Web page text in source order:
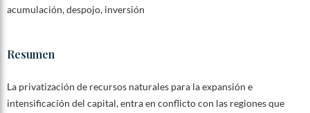
acumulación, despojo, inversión
Resumen
La privatización de recursos naturales para la expansión e
intensificación del capital, entra en conflicto con las regiones que